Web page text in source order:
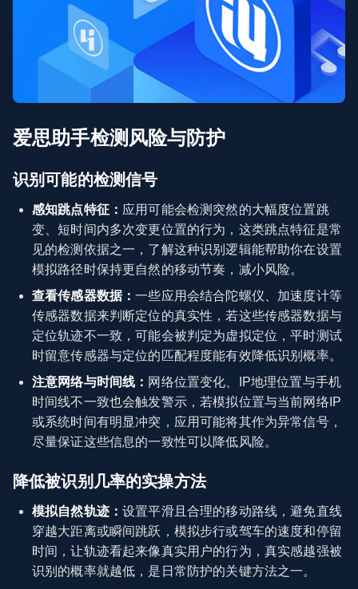
爱思助手检测风险与防护
识别可能的检测信号
感知跳点特征： 应用可能会检测突然的大幅度位置跳
变、短时间内多次变更位置的行为，这类跳点特征是常
见的检测依据之一，了解这种识别逻辑能帮助你在设置
模拟路径时保持更自然的移动节奏，减小风险。
查看传感器数据：一些应用会结合陀螺仪、加速度计等
传感器数据来判断定位的真实性，若这些传感器数据与
定位轨迹不一致，可能会被判定为虚拟定位，平时测试
时留意传感器与定位的匹配程度能有效降低识别概率。
注意网络与时间线： 网络位置变化、IP地理位置与手机
时间线不一致也会触发警示，若模拟位置与当前网络IP
或系统时间有明显冲突，应用可能将其作为异常信号，
尽量保证这些信息的一致性可以降低风险。
降低被识别几率的实操方法
模拟自然轨迹：设置平滑且合理的移动路线，避免直线
穿越大距离或瞬间跳跃，模拟步行或驾车的速度和停留
时间，让轨迹看起来像真实用户的行为，真实感越强被
识别的概率就越低，是日常防护的关键方法之一。